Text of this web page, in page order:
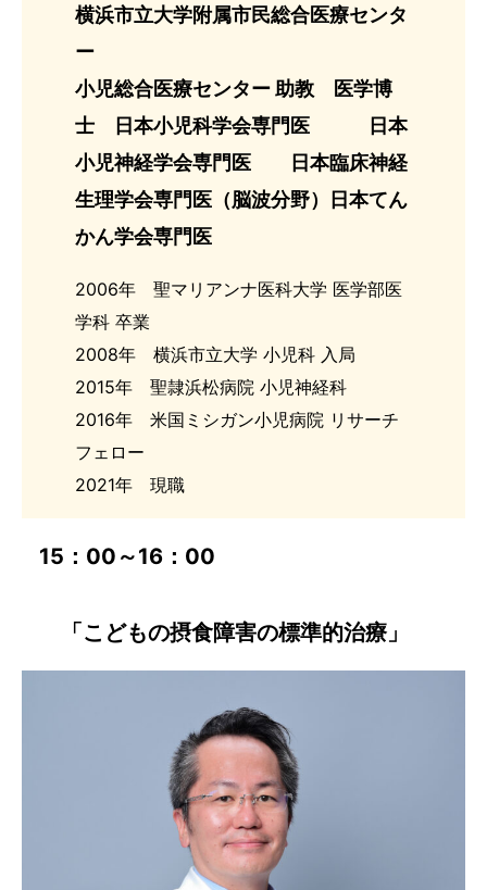
横浜市立大学附属市民総合医療センタ
ー
小児総合医療センター 助教 医学博
士 日本小児科学会専門医
日本
小児神経学会専門医 日本臨床神経
生理学会専門医（脳波分野）日本てん
かん学会専門医
2006年 聖マリアンナ医科大学 医学部医
学科 卒業
2008年 横浜市立大学 小児科 入局
2015年 聖隷浜松病院 小児神経科
2016年 米国ミシガン小児病院 リサーチ
フェロー
2021年 現職
15：00～16：00
「こどもの摂食障害の標準的治療」